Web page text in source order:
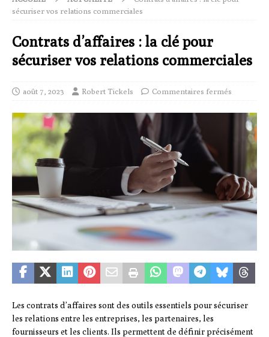
sécuriser vos relations commerciales
Contrats d’affaires : la clé pour
sécuriser vos relations commerciales
août 7, 2023 Robert Tickels Commentaires fermés
Les contrats d’affaires sont des outils essentiels pour sécuriser
les relations entre les entreprises, les partenaires, les
fournisseurs et les clients. Ils permettent de définir précisément